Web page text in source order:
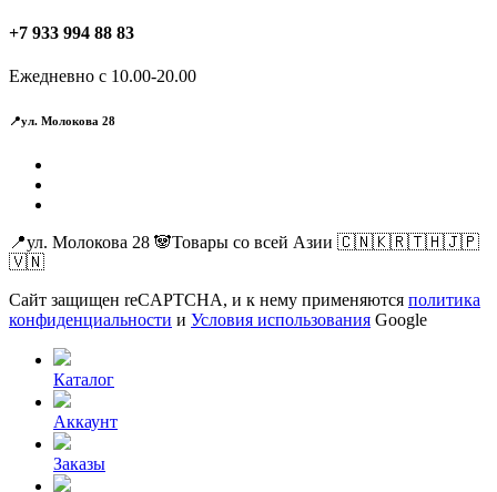
+7 933 994 88 83
Ежедневно с 10.00-20.00
📍ул. Молокова 28
📍ул. Молокова 28 🐼Товары со всей Азии 🇨🇳🇰🇷🇹🇭🇯🇵
🇻🇳
Сайт защищен reCAPTCHA, и к нему применяются политика
конфиденциальности и Условия использования Google
Каталог
Аккаунт
Заказы